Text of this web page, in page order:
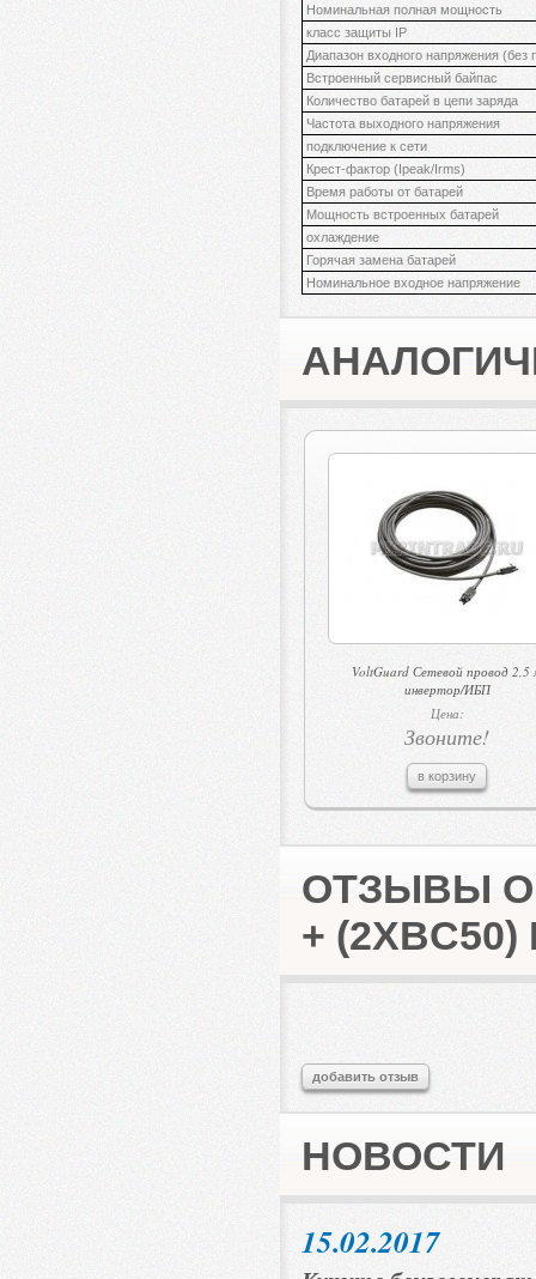
Номинальная полная мощность
класс защиты IP
Диапазон входного напряжения
Встроенный сервисный байпас
Количество батарей в цепи заряда
Частота выходного напряжения
подключение к сети
Крест-фактор (Ipeak/Irms)
Время работы от батарей
Мощность встроенных батарей
охлаждение
Горячая замена батарей
Номинальное входное напряжение
VoltGuard Сетевой провод 2,5
инвертор/ИБП
Цена:
Звоните!
в корзину
ОТЗЫВЫ О
+
добавить отзыв
НОВОСТИ
15.02.2017